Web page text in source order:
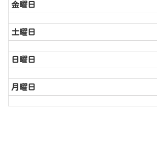
金曜日
土曜日
日曜日
月曜日